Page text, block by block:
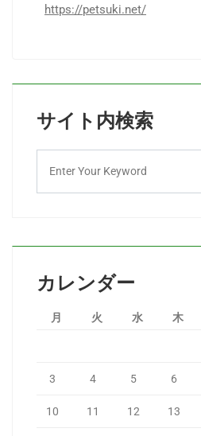
https://petsuki.net/
サイト内検索
カレンダー
月 火 水 木
3 4 5 6
10 11 12 13